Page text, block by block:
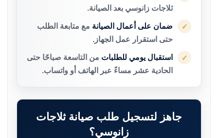
ثلاجات زانوسي بعد الصيانة.
✓ ضمان على أعمال الصيانة مع متابعة الطلب
حتى استقرار عمل الجهاز.
✓ استقبال يومي للطلبات من التاسعة صباحًا حتى
الحادية عشر مساءً عبر الهاتف أو واتساب.
جاهز لتسجيل طلب صيانة ثلاجات
زانوسي؟